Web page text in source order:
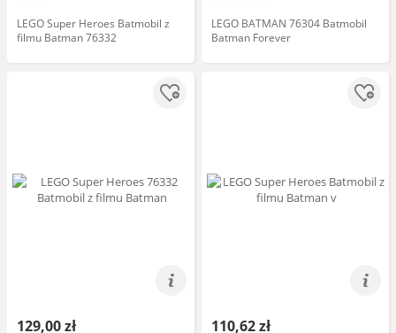
LEGO Super Heroes Batmobil z
filmu Batman 76332
LEGO BATMAN 76304 Batmobil
Batman Forever
129,00 zł 110,62 zł